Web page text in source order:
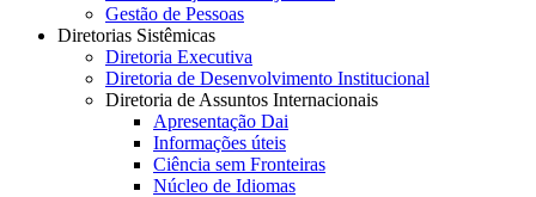
Gestão de Pessoas
Diretorias Sistêmicas
Diretoria Executiva
Diretoria de Desenvolvimento Institucional
Diretoria de Assuntos Internacionais
Apresentação Dai
Informações úteis
Ciência sem Fronteiras
Núcleo de Idiomas